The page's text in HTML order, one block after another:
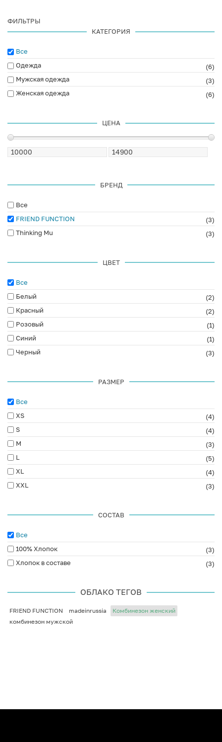
ФИЛЬТРЫ
КАТЕГОРИЯ
Все
Одежда
(6)
Мужская одежда
(3)
Женская одежда
(6)
ЦЕНА
БРЕНД
Все
FRIEND FUNCTION
(3)
Thinking Mu
(3)
ЦВЕТ
Все
Белый
(2)
Красный
(2)
Розовый
(1)
Синий
(1)
Черный
(3)
РАЗМЕР
Все
XS
(4)
S
(4)
M
(3)
L
(5)
XL
(4)
XXL
(3)
СОСТАВ
Все
100% Хлопок
(3)
Хлопок в составе
(3)
ОБЛАКО ТЕГОВ
FRIEND FUNCTION madeinrussia
Комбинезон женский
комбинезон мужской